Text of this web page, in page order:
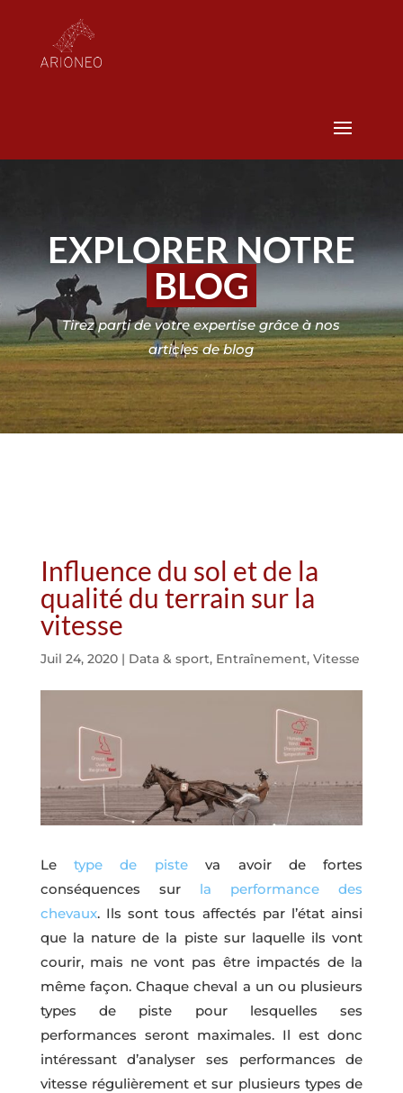
EXPLORER NOTRE
BLOG
Tirez parti de votre expertise grâce à nos
articles de blog
Influence du sol et de la
qualité du terrain sur la
vitesse
Juil 24, 2020| Data & sport, Entraînement, Vitesse
Letype de pisteva avoir de fortes
conséquences sur la performance des
chevaux. Ils sont tous affectés par l’état ainsi
que la nature de la piste sur laquelle ils vont
courir, mais ne vont pas être impactés de la
même façon. Chaque cheval a un ou plusieurs
types de piste pour lesquelles ses
performances seront maximales. Il est donc
intéressant d’analyser ses performances de
vitesse régulièrement et sur plusieurs types de